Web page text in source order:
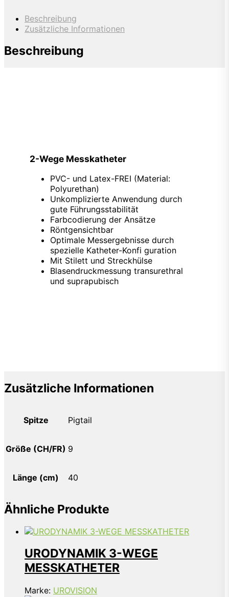
Beschreibung
Zusätzliche Informationen
Beschreibung
2-Wege Messkatheter
PVC- und Latex-FREI (Material:
Polyurethan)
Unkomplizierte Anwendung durch
gute Führungsstabilität
Farbcodierung der Ansätze
Röntgensichtbar
Optimale Messergebnisse durch
spezielle Katheter-Konfi guration
Mit Stilett und Streckhülse
Blasendruckmessung transurethral
und suprapubisch
Zusätzliche Informationen
Spitze Pigtail
Größe (CH/FR) 9
Länge (cm) 40
Ähnliche Produkte
URODYNAMIK 3-WEGE
MESSKATHETER
Marke: UROVISION